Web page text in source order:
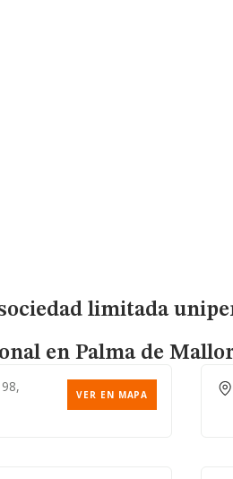
limitada
en Palma de
VER EN MAPA